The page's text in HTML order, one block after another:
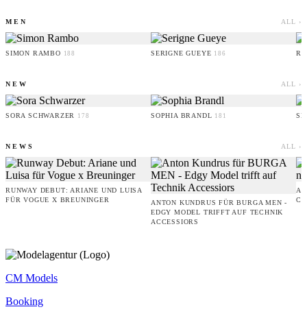
MEN ALL ›
SIMON RAMBO 188 SERIGNE GUEYE 186
NEW ALL ›
SORA SCHWARZER 178 SOPHIA BRANDL 181
NEWS ALL ›
RUNWAY DEBUT: ARIANE UND LUISA
FÜR VOGUE X BREUNINGER
ANTON KUNDRUS FÜR BURGA MEN -
EDGY MODEL TRIFFT AUF TECHNIK
ACCESSIORS
CM Models
Booking